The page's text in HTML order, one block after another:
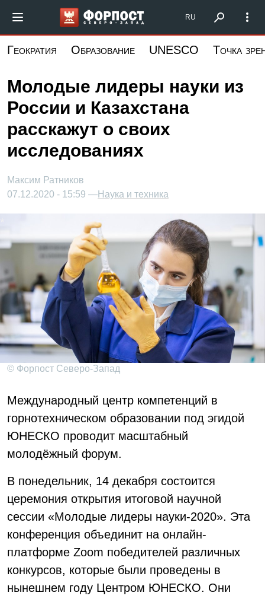
основному
Форпост Северо-Запад
RU
Геократия Образование UNESCO Точка
Молодые лидеры науки из
России и Казахстана
расскажут о своих
исследованиях
Максим Ратников
07.12.2020 - 15:59 —Наука и техника
© Форпост Северо-Запад
Международный центр компетенций в
горнотехническом образовании под эгидой
ЮНЕСКО проводит масштабный
молодёжный форум.
В понедельник, 14 декабря состоится
церемония открытия итоговой научной
сессии «Молодые лидеры науки-2020». Эта
конференция объединит на онлайн-
платформе Zoom победителей различных
конкурсов, которые были проведены в
нынешнем году Центром ЮНЕСКО. Они